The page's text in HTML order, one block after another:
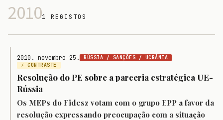
20101 REGISTOS
2010. novembro 25.
RÚSSIA / SANÇÕES / UCRÂNIA
⚡ CONTRASTE
Resolução do PE sobre a parceria estratégica UE-
Rússia
Os MEPs do Fidesz votam com o grupo EPP a favor da
resolução expressando preocupação com a situação